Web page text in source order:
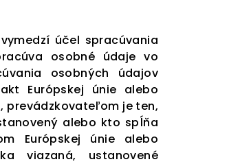
účel spracúvania
osobné údaje vo
osobných údajov
Európskej únie alebo
prevádzkovateľom je ten,
alebo kto spĺňa
Európskej únie alebo
viazaná, ustanovené